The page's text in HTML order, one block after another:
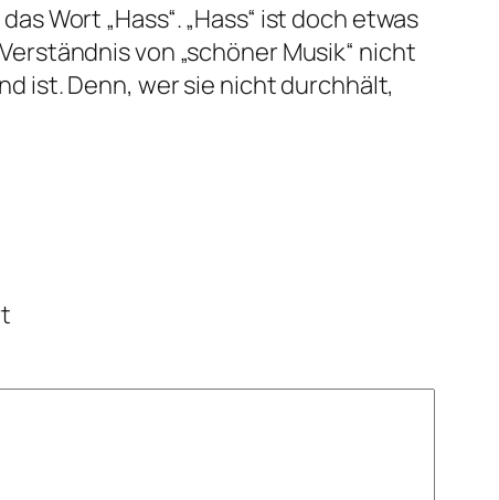
Wort „Hass“. „Hass“ ist doch etwas
von „schöner Musik“ nicht
ist. Denn, wer sie nicht durchhält,